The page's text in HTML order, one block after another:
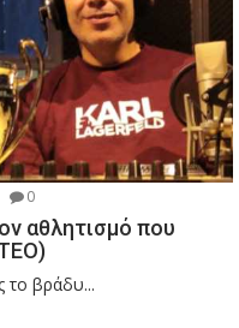
0
αθλητισμό που
το βράδυ...